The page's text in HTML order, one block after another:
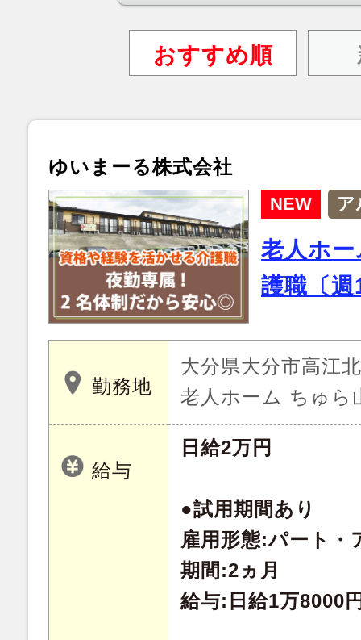
おすすめ順
ゆいまーる株式会社
NEW ア
老人ホ
護職〔
勤務地
大分県大分市高江
老人ホーム ちゅら
給与
日給2万円
●試用期間あり
雇用形態:パート・
期間:2ヵ月
給与:日給1万8000